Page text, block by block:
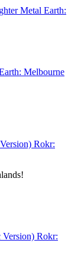
Metal Earth:
Melbourne
Rokr:
Rokr: